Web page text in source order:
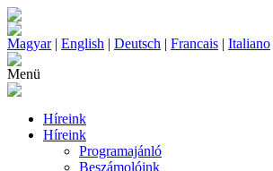
Magyar| English | Deutsch | Francais | Italiano
Menü
Híreink
Híreink
Programajánló
Beszámolóink